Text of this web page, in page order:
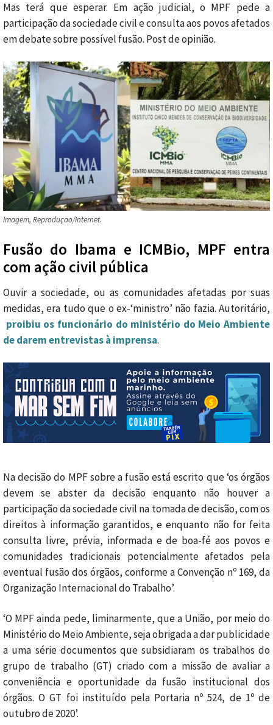
Mas terá que esperar. Em ação judicial, o MPF pede a
participação da sociedade civil e consulta aos povos afetados
em debate sobre possível fusão. Post de opinião.
Imagem, Reproduçao/Internet.
Fusão do Ibama e ICMBio, MPF entra
com ação civil pública
Ouvir a sociedade, ou as comunidades afetadas por suas
medidas, era tudo que o ex-‘ministro’ não fazia. Autoritário,
proibiu os funcionário do ministério do Meio Ambiente
de darem entrevistas à imprensa.
Na decisão do MPF sobre a fusão está escrito que ‘os órgãos
devem se abster da decisão enquanto não houver a
participação da sociedade civil na tomada de decisão, com os
direitos à informação garantidos, e enquanto não for feita
consulta livre, prévia, informada e de boa-fé aos povos e
comunidades tradicionais potencialmente afetados pela
eventual fusão dos órgãos, conforme a Convenção nº 169, da
Organização Internacional do Trabalho’.
‘O MPF ainda pede, liminarmente, que a União, por meio do
Ministério do Meio Ambiente, seja obrigada a dar publicidade
a uma série documentos que subsidiaram os trabalhos do
grupo de trabalho (GT) criado com a missão de avaliar a
conveniência e oportunidade da fusão institucional dos
órgãos. O GT foi instituído pela Portaria nº 524, de 1º de
outubro de 2020’.